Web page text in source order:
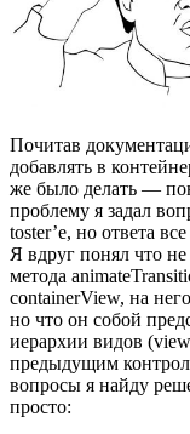
Почитав
добавлять в
же было делать —
проблему я задал
toster’e, но ответа
Я вдруг понял что
метода
containerView, на
но что он собой
иерархии видов
предыдущим
вопросы я найду
просто: